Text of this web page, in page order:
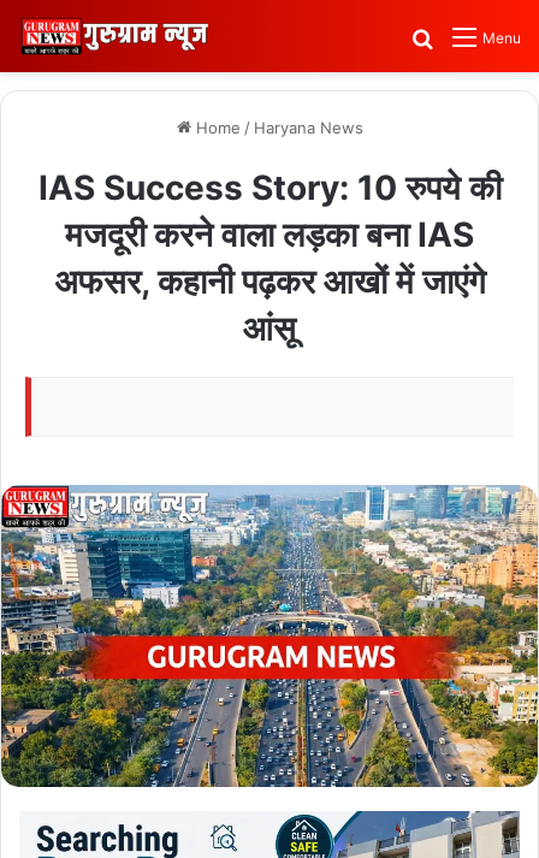
Menu
Search for
Home / Haryana News
IAS Success Story: 10 रुपये की
मजदूरी करने वाला लड़का बना IAS
अफसर, कहानी पढ़कर आखों में जाएंगे
आंसू